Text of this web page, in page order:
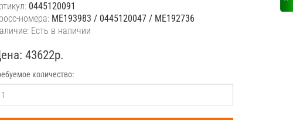
0445120091
номера: ME193983 / 0445120047 / ME192736
Есть в наличии
43622р.
количество: